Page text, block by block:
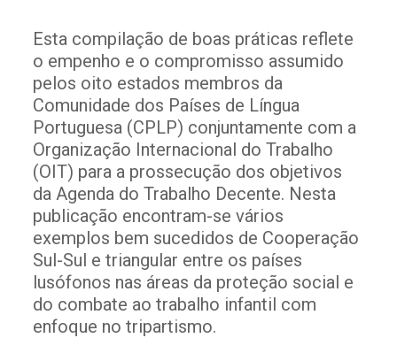
Esta compilação de boas práticas reflete
o empenho e o compromisso assumido
pelos oito estados membros da
Comunidade dos Países de Língua
Portuguesa (CPLP) conjuntamente com a
Organização Internacional do Trabalho
(OIT) para a prossecução dos objetivos
da Agenda do Trabalho Decente. Nesta
publicação encontram-se vários
exemplos bem sucedidos de Cooperação
Sul-Sul e triangular entre os países
lusófonos nas áreas da proteção social e
do combate ao trabalho infantil com
enfoque no tripartismo.